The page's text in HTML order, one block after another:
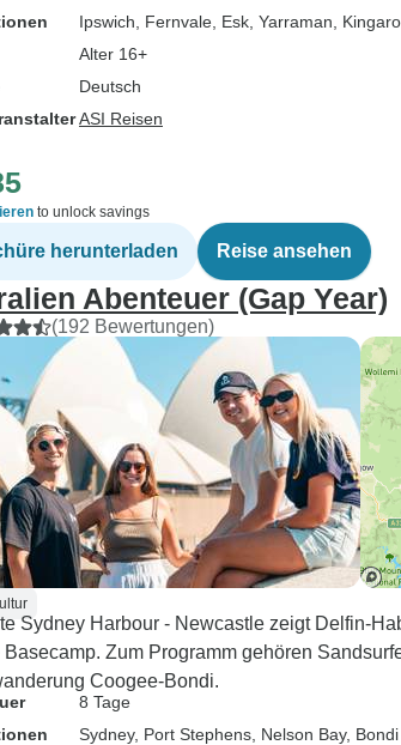
Ipswich , Fernvale , Esk , Yarraman ,
Alter 16+
Deutsch
ASI Reisen
to unlock savings
herunterladen Reise ansehen
Abenteuer (Gap Year)
(192 Bewertungen)
Sydney Harbour - Newcastle zeigt Delfin-
Basecamp. Zum Programm gehören
Coogee-Bondi.
8 Tage
Sydney, Port Stephens , Nelson Bay, Bondi